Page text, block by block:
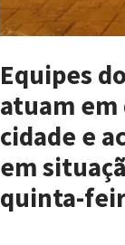
Equipes
atuam
cidade e
em
quinta-